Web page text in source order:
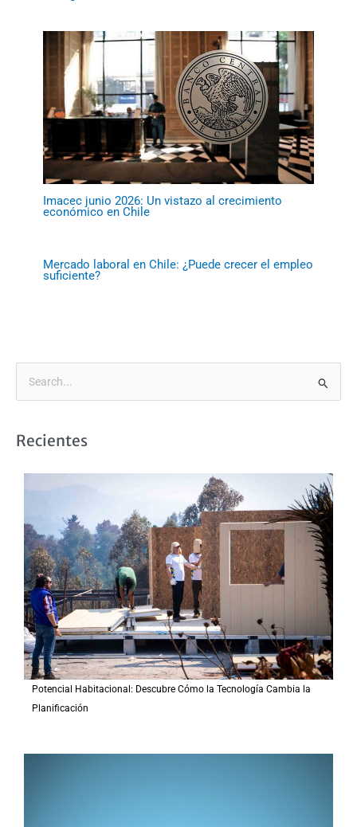
Imacec junio 2026: Un vistazo al crecimiento
económico en Chile
Mercado laboral en Chile: ¿Puede crecer el empleo
suficiente?
cRecientes
Potencial Habitacional: Descubre Cómo la Tecnología Cambia la
Planificación